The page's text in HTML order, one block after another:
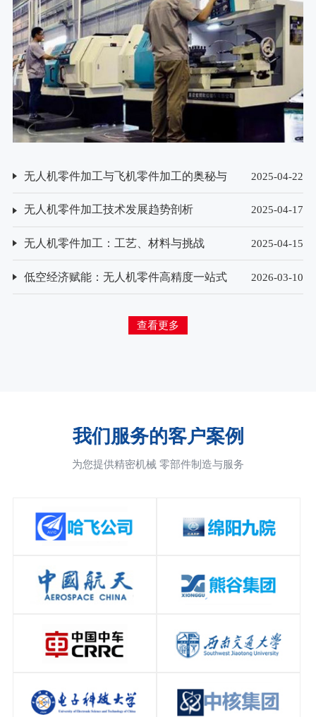
无人机零件加工与飞机零件加工的奥秘与
2025-04-22
无人机零件加工技术发展趋势剖析 2025-04-17
无人机零件加工：工艺、材料与挑战 2025-04-15
低空经济赋能：无人机零件高精度一站式
2026-03-10
查看更多
我们服务的客户案例
为您提供精密机械 零部件制造与服务